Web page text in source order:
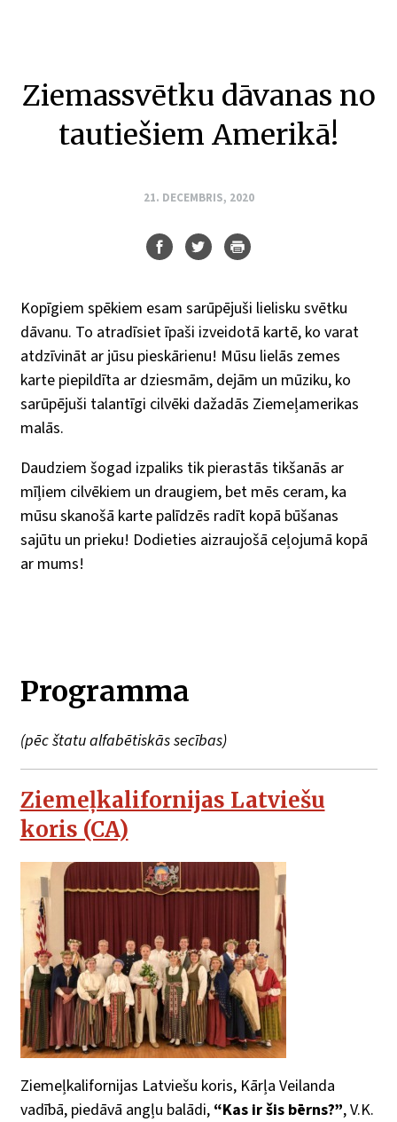
Ziemassvētku dāvanas no
tautiešiem Amerikā!
21. DECEMBRIS, 2020
Kopīgiem spēkiem esam sarūpējuši lielisku svētku
dāvanu. To atradīsiet īpaši izveidotā kartē, ko varat
atdzīvināt ar jūsu pieskārienu! Mūsu lielās zemes
karte piepildīta ar dziesmām, dejām un mūziku, ko
sarūpējuši talantīgi cilvēki dažadās Ziemeļamerikas
malās.
Daudziem šogad izpaliks tik pierastās tikšanās ar
mīļiem cilvēkiem un draugiem, bet mēs ceram, ka
mūsu skanošā karte palīdzēs radīt kopā būšanas
sajūtu un prieku! Dodieties aizraujošā ceļojumā kopā
ar mums!
Programma
(pēc štatu alfabētiskās secības)
Ziemeļkalifornijas Latviešu
koris (CA)
Ziemeļkalifornijas Latviešu koris, Kārļa Veilanda
vadībā, piedāvā angļu balādi, “Kas ir šis bērns?”, V.K.